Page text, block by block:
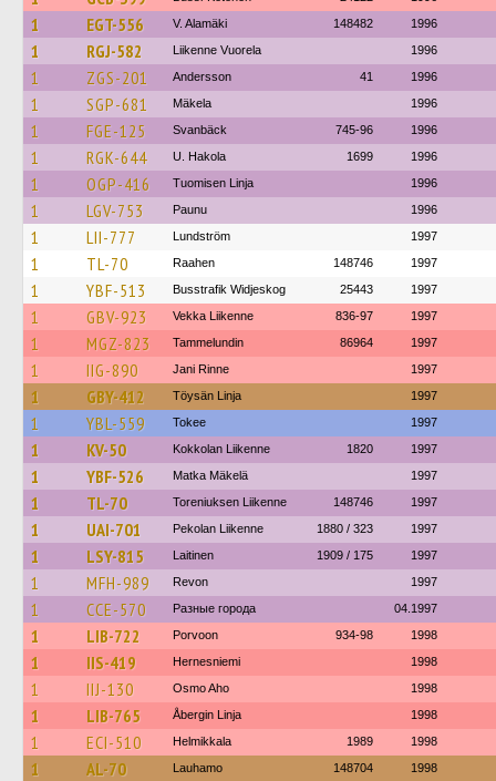
1 EGT-556 V. Alamäki 148482 1996
1 RGJ-582 Liikenne Vuorela 1996
1 ZGS-201 Andersson 41 1996
1 SGP-681 Mäkela 1996
1 FGE-125 Svanbäck 745-96 1996
1 RGK-644 U. Hakola 1699 1996
1 OGP-416 Tuomisen Linja 1996
1 LGV-753 Paunu 1996
1 LII-777 Lundström 1997
1 TL-70 Raahen 148746 1997
1 YBF-513 Busstrafik Widjeskog 25443 1997
1 GBV-923 Vekka Liikenne 836-97 1997
1 MGZ-823 Tammelundin 86964 1997
1 IIG-890 Jani Rinne 1997
1 GBY-412 Töysän Linja 1997
1 YBL-559 Tokee 1997
1 KV-50 Kokkolan Liikenne 1820 1997
1 YBF-526 Matka Mäkelä 1997
1 TL-70 Toreniuksen Liikenne 148746 1997
1 UAI-701 Pekolan Liikenne 1880 / 323 1997
1 LSY-815 Laitinen 1909 / 175 1997
1 MFH-989 Revon 1997
1 CCE-570 Разные города 04.1997
1 LIB-722 Porvoon 934-98 1998
1 IIS-419 Hernesniemi 1998
1 IIJ-130 Osmo Aho 1998
1 LIB-765 Åbergin Linja 1998
1 ECI-510 Helmikkala 1989 1998
1 AL-70 Lauhamo 148704 1998